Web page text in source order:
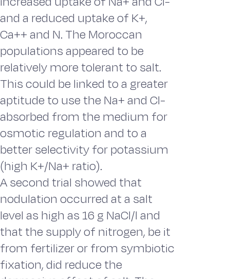
and a reduced uptake of K+,
Ca++ and N. The Moroccan
populations appeared to be
relatively more tolerant to salt.
This could be linked to a greater
aptitude to use the Na+ and Cl-
absorbed from the medium for
osmotic regulation and to a
better selectivity for potassium
(high K+/Na+ ratio).
A second trial showed that
nodulation occurred at a salt
level as high as 16 g NaCl/l and
that the supply of nitrogen, be it
from fertilizer or from symbiotic
fixation, did reduce the